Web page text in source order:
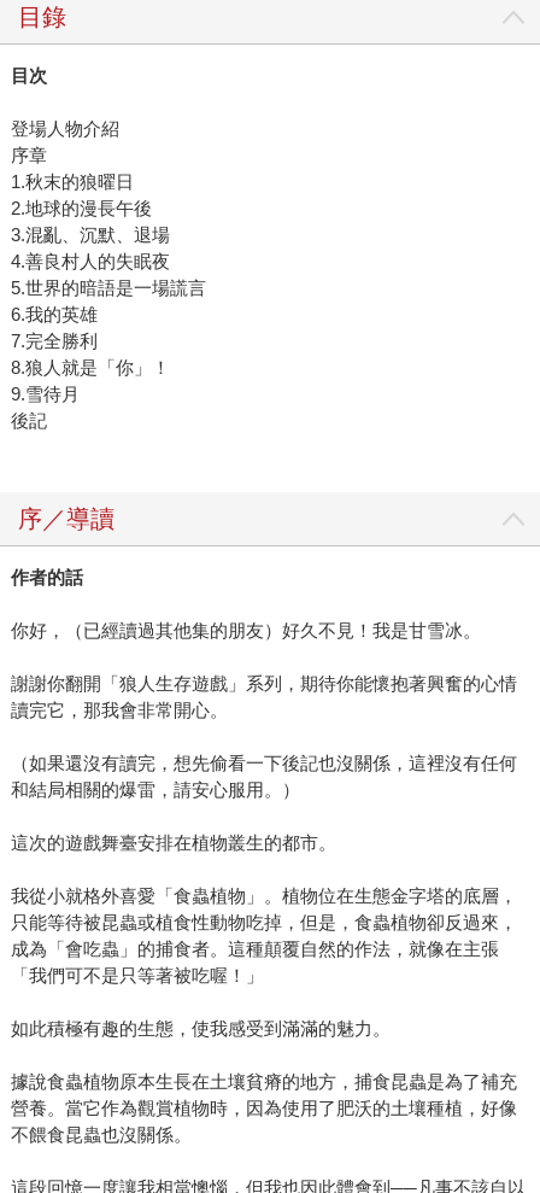
目錄
目次
登場人物介紹
序章
1.秋末的狼曜日
2.地球的漫長午後
3.混亂、沉默、退場
4.善良村人的失眠夜
5.世界的暗語是一場謊言
6.我的英雄
7.完全勝利
8.狼人就是「你」！
9.雪待月
後記
序／導讀
作者的話
你好，（已經讀過其他集的朋友）好久不見！我是甘雪冰。
謝謝你翻開「狼人生存遊戲」系列，期待你能懷抱著興奮的心情
讀完它，那我會非常開心。
（如果還沒有讀完，想先偷看一下後記也沒關係，這裡沒有任何
和結局相關的爆雷，請安心服用。）
這次的遊戲舞臺安排在植物叢生的都市。
我從小就格外喜愛「食蟲植物」。植物位在生態金字塔的底層，
只能等待被昆蟲或植食性動物吃掉，但是，食蟲植物卻反過來，
成為「會吃蟲」的捕食者。這種顛覆自然的作法，就像在主張
「我們可不是只等著被吃喔！」
如此積極有趣的生態，使我感受到滿滿的魅力。
據說食蟲植物原本生長在土壤貧瘠的地方，捕食昆蟲是為了補充
營養。當它作為觀賞植物時，因為使用了肥沃的土壤種植，好像
不餵食昆蟲也沒關係。
這段回憶一度讓我相當懊惱，但我也因此體會到──凡事不該自以